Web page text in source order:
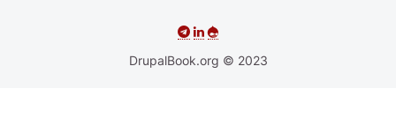
DrupalBook.org © 2023